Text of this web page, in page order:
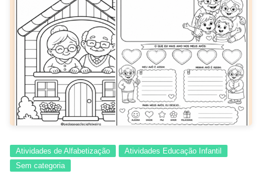
Atividades de Alfabetização
Atividades Educação Infantil
Sem categoria